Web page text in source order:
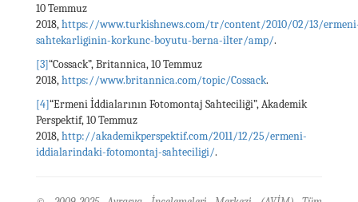
10 Temmuz
2018,https://www.turkishnews.com/tr/content/2010/02/13/
sahtekarliginin-korkunc-boyutu-berna-ilter/amp/.
[3]“Cossack”, Britannica, 10 Temmuz
2018,https://www.britannica.com/topic/Cossack.
[4]“Ermeni İddialarının Fotomontaj Sahteciliği”, Akademik
Perspektif, 10 Temmuz
2018,http://akademikperspektif.com/2011/12/25/ermeni-
iddialarindaki-fotomontaj-sahteciligi/.